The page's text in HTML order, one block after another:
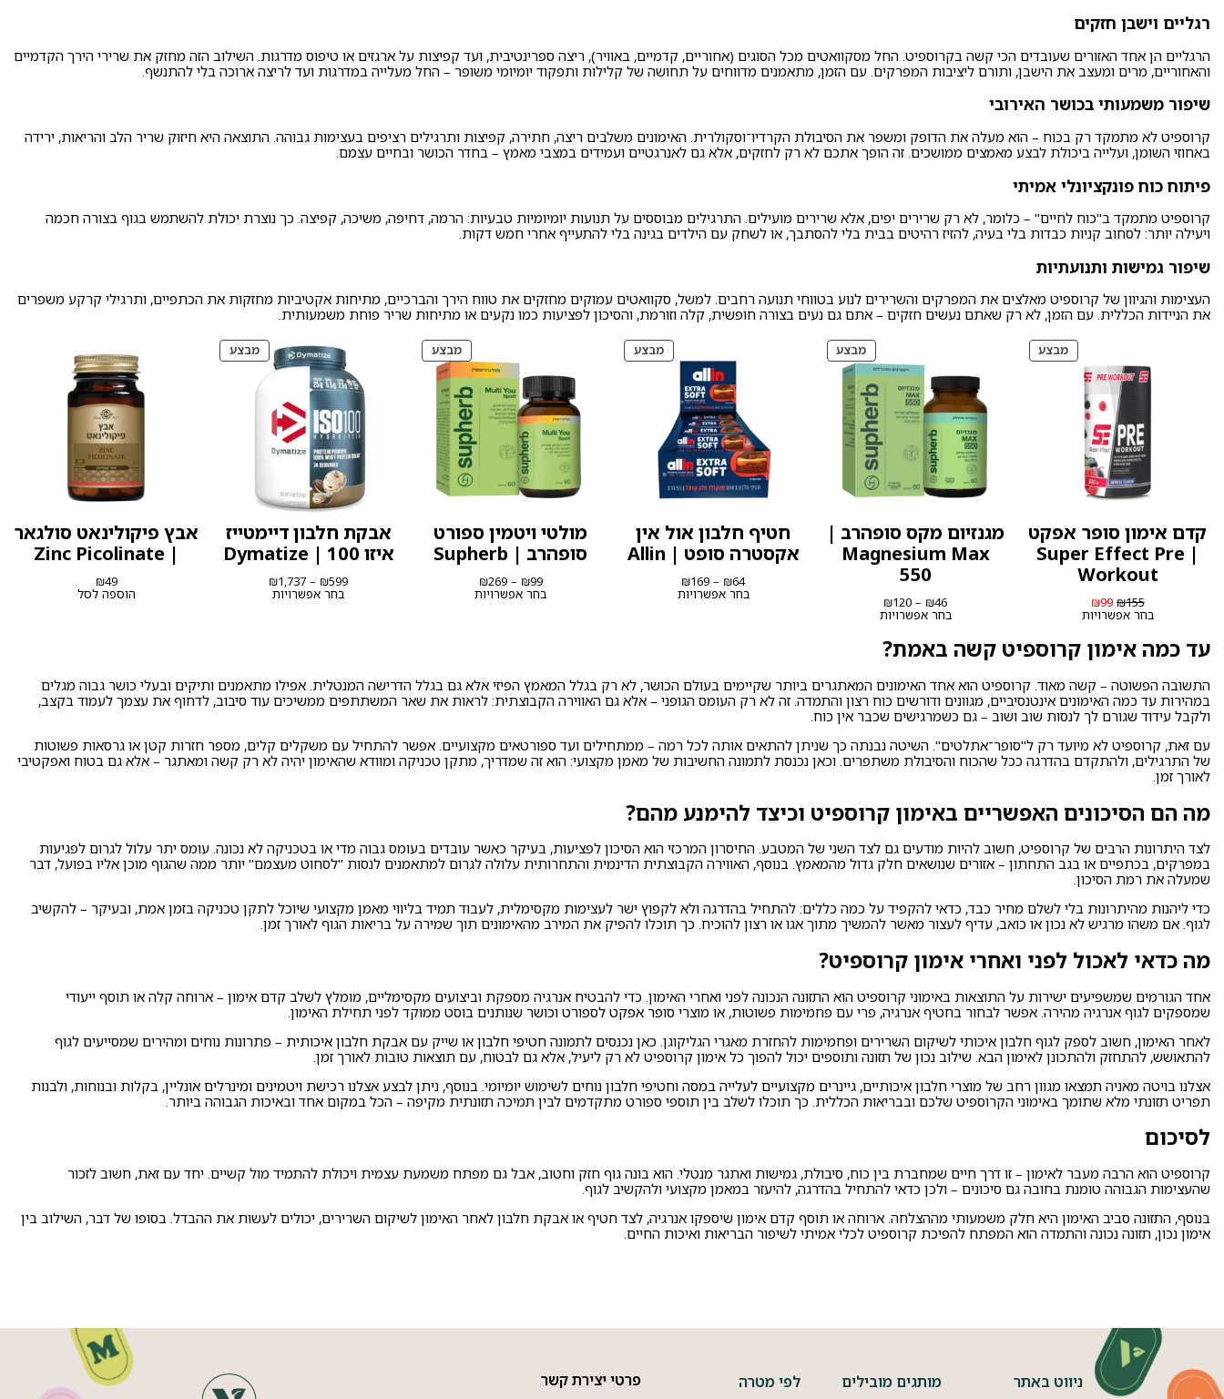
רגליים וישבן חזקים
הרגליים הן אחד האזורים שעובדים הכי קשה בקרוספיט. החל מסקוואטים מכל הסוגים (אחוריים, קדמיים, באוויר), ריצה ספרינטיבית, ועד קפיצות על ארגזים או טיפוס מדרגות. השילוב הזה מחזק את שרירי הירך הקדמיים
והאחוריים, מרים ומעצב את הישבן, ותורם ליציבות המפרקים. עם הזמן, מתאמנים מדווחים על תחושה של קלילות ותפקוד יומיומי משופר – החל מעלייה במדרגות ועד לריצה ארוכה בלי להתנשף.
שיפור משמעותי בכושר האירובי
קרוספיט לא מתמקד רק בכוח – הוא מעלה את הדופק ומשפר את הסיבולת הקרדיו־וסקולרית. האימונים משלבים ריצה, חתירה, קפיצות ותרגילים רציפים בעצימות גבוהה. התוצאה היא חיזוק שריר הלב והריאות, ירידה
באחוזי השומן, ועלייה ביכולת לבצע מאמצים ממושכים. זה הופך אתכם לא רק לחזקים, אלא גם לאנרגטיים ועמידים במצבי מאמץ – בחדר הכושר ובחיים עצמם.
פיתוח כוח פונקציונלי אמיתי
קרוספיט מתמקד ב"כוח לחיים" – כלומר, לא רק שרירים יפים, אלא שרירים מועילים. התרגילים מבוססים על תנועות יומיומיות טבעיות: הרמה, דחיפה, משיכה, קפיצה. כך נוצרת יכולת להשתמש בגוף בצורה חכמה
ויעילה יותר: לסחוב קניות כבדות בלי בעיה, להזיז רהיטים בבית בלי להסתבך, או לשחק עם הילדים בגינה בלי להתעייף אחרי חמש דקות.
שיפור גמישות ותנועתיות
העצימות והגיוון של קרוספיט מאלצים את המפרקים והשרירים לנוע בטווחי תנועה רחבים. למשל, סקוואטים עמוקים מחזקים את טווח הירך והברכיים, מתיחות אקטיביות מחזקות את הכתפיים, ותרגילי קרקע משפרים
את הניידות הכללית. עם הזמן, לא רק שאתם נעשים חזקים – אתם גם נעים בצורה חופשית, קלה וזורמת, והסיכון לפציעות כמו נקעים או מתיחות שריר פוחת משמעותית.
מבצעמוצרים
במבצע
קדם אימון סופר אפקט
| Super Effect Pre
Workout
₪155 המחיר
המקורי
₪99
הנוכחיבחר אפשרויות
מבצעמוצרים
במבצע
מגנזיום מקס סופהרב |
Magnesium Max
550
₪46
–
₪120 טווח
מחירים:
עד
בחר אפשרויות
מבצעמוצרים
במבצע
חטיף חלבון אול אין
אקסטרה סופט | Allin
₪64
–
₪169 טווח
מחירים:בחר אפשרויות
מבצעמוצרים
במבצע
מולטי ויטמין ספורט
סופהרב | Supherb
₪99
–
₪269
מחירים:בחר אפשרויות
מבצעמוצרים
במבצע
אבקת חלבון דיימטייז
איזו 100 | Dymatize
₪599
–
₪1,737 טווח
בחר אפשרויות
אבץ פיקולינאט סולגאר
| Zinc Picolinate
₪49
הוספה לסל
עד כמה אימון קרוספיט קשה באמת?
התשובה הפשוטה – קשה מאוד. קרוספיט הוא אחד האימונים המאתגרים ביותר שקיימים בעולם הכושר, לא רק בגלל המאמץ הפיזי אלא גם בגלל הדרישה המנטלית. אפילו מתאמנים ותיקים ובעלי כושר גבוה מגלים
במהירות עד כמה האימונים אינטנסיביים, מגוונים ודורשים כוח רצון והתמדה. זה לא רק העומס הגופני – אלא גם האווירה הקבוצתית: לראות את שאר המשתתפים ממשיכים עוד סיבוב, לדחוף את עצמך לעמוד בקצב,
ולקבל עידוד שגורם לך לנסות שוב ושוב – גם כשמרגישים שכבר אין כוח.
עם זאת, קרוספיט לא מיועד רק ל"סופר־אתלטים". השיטה נבנתה כך שניתן להתאים אותה לכל רמה – ממתחילים ועד ספורטאים מקצועיים. אפשר להתחיל עם משקלים קלים, מספר חזרות קטן או גרסאות פשוטות
של התרגילים, ולהתקדם בהדרגה ככל שהכוח והסיבולת משתפרים. וכאן נכנסת לתמונה החשיבות של מאמן מקצועי: הוא זה שמדריך, מתקן טכניקה ומוודא שהאימון יהיה לא רק קשה ומאתגר – אלא גם בטוח ואפקטיבי
לאורך זמן.
מה הם הסיכונים האפשריים באימון קרוספיט וכיצד להימנע מהם?
לצד היתרונות הרבים של קרוספיט, חשוב להיות מודעים גם לצד השני של המטבע. החיסרון המרכזי הוא הסיכון לפציעות, בעיקר כאשר עובדים בעומס גבוה מדי או בטכניקה לא נכונה. עומס יתר עלול לגרום לפגיעות
במפרקים, בכתפיים או בגב התחתון – אזורים שנושאים חלק גדול מהמאמץ. בנוסף, האווירה הקבוצתית הדינמית והתחרותית עלולה לגרום למתאמנים לנסות "לסחוט מעצמם" יותר ממה שהגוף מוכן אליו בפועל, דבר
שמעלה את רמת הסיכון.
כדי ליהנות מהיתרונות בלי לשלם מחיר כבד, כדאי להקפיד על כמה כללים: להתחיל בהדרגה ולא לקפוץ ישר לעצימות מקסימלית, לעבוד תמיד בליווי מאמן מקצועי שיוכל לתקן טכניקה בזמן אמת, ובעיקר – להקשיב
לגוף. אם משהו מרגיש לא נכון או כואב, עדיף לעצור מאשר להמשיך מתוך אגו או רצון להוכיח. כך תוכלו להפיק את המירב מהאימונים תוך שמירה על בריאות הגוף לאורך זמן.
מה כדאי לאכול לפני ואחרי אימון קרוספיט?
אחד הגורמים שמשפיעים ישירות על התוצאות באימוני קרוספיט הוא התזונה הנכונה לפני ואחרי האימון. כדי להבטיח אנרגיה מספקת וביצועים מקסימליים, מומלץ לשלב קדם אימון – ארוחה קלה או תוסף ייעודי
שמספקים לגוף אנרגיה מהירה. אפשר לבחור בחטיף אנרגיה, פרי עם פחמימות פשוטות, או מוצרי סופר אפקט לספורט וכושר שנותנים בוסט ממוקד לפני תחילת האימון.
לאחר האימון, חשוב לספק לגוף חלבון איכותי לשיקום השרירים ופחמימות להחזרת מאגרי הגליקוגן. כאן נכנסים לתמונה חטיפי חלבון או שייק עם אבקת חלבון איכותית – פתרונות נוחים ומהירים שמסייעים לגוף
להתאושש, להתחזק ולהתכונן לאימון הבא. שילוב נכון של תזונה ותוספים יכול להפוך כל אימון קרוספיט לא רק ליעיל, אלא גם לבטוח, עם תוצאות טובות לאורך זמן.
אצלנו בויטה מאניה תמצאו מגוון רחב של מוצרי חלבון איכותיים, גיינרים מקצועיים לעלייה במסה וחטיפי חלבון נוחים לשימוש יומיומי. בנוסף, ניתן לבצע אצלנו רכישת ויטמינים ומינרלים אונליין, בקלות ובנוחות, ולבנות
תפריט תזונתי מלא שתומך באימוני הקרוספיט שלכם ובבריאות הכללית. כך תוכלו לשלב בין תוספי ספורט מתקדמים לבין תמיכה תזונתית מקיפה – הכל במקום אחד ובאיכות הגבוהה ביותר.
לסיכום
קרוספיט הוא הרבה מעבר לאימון – זו דרך חיים שמחברת בין כוח, סיבולת, גמישות ואתגר מנטלי. הוא בונה גוף חזק וחטוב, אבל גם מפתח משמעת עצמית ויכולת להתמיד מול קשיים. יחד עם זאת, חשוב לזכור
שהעצימות הגבוהה טומנת בחובה גם סיכונים – ולכן כדאי להתחיל בהדרגה, להיעזר במאמן מקצועי ולהקשיב לגוף.
בנוסף, התזונה סביב האימון היא חלק משמעותי מההצלחה. ארוחה או תוסף קדם אימון שיספקו אנרגיה, לצד חטיף או אבקת חלבון לאחר האימון לשיקום השרירים, יכולים לעשות את ההבדל. בסופו של דבר, השילוב בין
אימון נכון, תזונה נכונה והתמדה הוא המפתח להפיכת קרוספיט לכלי אמיתי לשיפור הבריאות ואיכות החיים.
ניווט באתר מותגים מובילים לפי מטרה פרטי יצירת קשר